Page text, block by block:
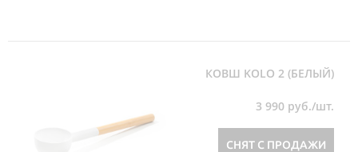
КОВШ KOLO 2 (БЕЛЫЙ)
3 990 руб./шт.
СНЯТ С ПРОДАЖИ